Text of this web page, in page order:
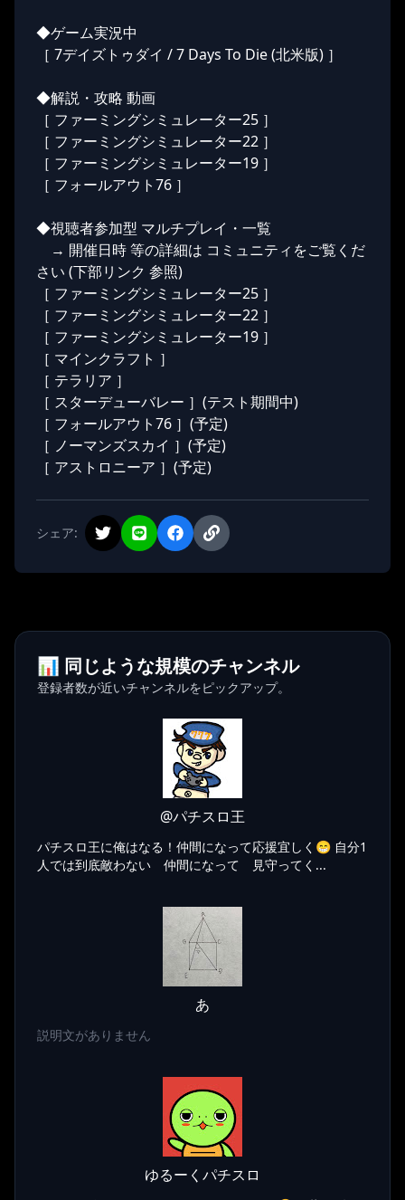
◆ゲーム実況中
［ 7デイズトゥダイ / 7 Days To Die (北米版) ］
◆解説・攻略 動画
［ ファーミングシミュレーター25 ］
［ ファーミングシミュレーター22 ］
［ ファーミングシミュレーター19 ］
［ フォールアウト76 ］
◆視聴者参加型 マルチプレイ・一覧
→ 開催日時 等の詳細は コミュニティをご覧くだ
さい (下部リンク 参照)
［ ファーミングシミュレーター25 ］
［ ファーミングシミュレーター22 ］
［ ファーミングシミュレーター19 ］
［ マインクラフト ］
［ テラリア ］
［ スターデューバレー ］(テスト期間中)
［ フォールアウト76 ］(予定)
［ ノーマンズスカイ ］(予定)
［ アストロニーア ］(予定)
シェア:
📊 同じような規模のチャンネル
登録者数が近いチャンネルをピックアップ。
@パチスロ王
パチスロ王に俺はなる！仲間になって応援宜しく😁 自分1
人では到底敵わない 仲間になって 見守ってく...
あ
説明文がありません
ゆるーくパチスロ